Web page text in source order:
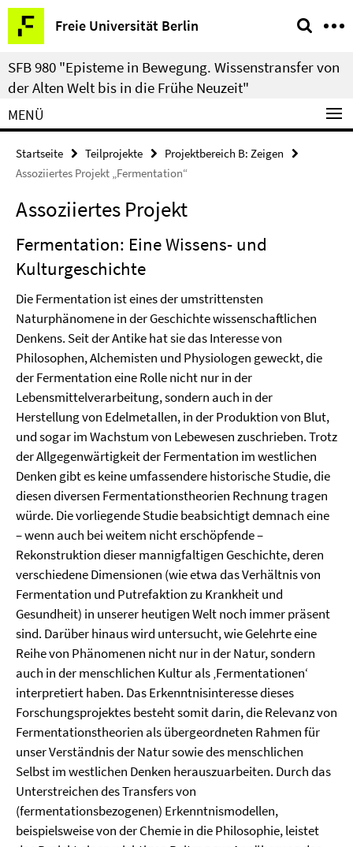
Springe
direkt
zu
Inhalt
Freie Universität Berlin
Service-
Navigation
SFB 980 "Episteme in Bewegung. Wissenstransfer von
der Alten Welt bis in die Frühe Neuzeit"
MENÜ
Startseite Teilprojekte
Projektbereich B: Zeigen
Assoziiertes Projekt „Fermentation“
Assoziiertes Projekt
Fermentation: Eine Wissens- und
Kulturgeschichte
Die Fermentation ist eines der umstrittensten
Naturphänomene in der Geschichte wissenschaftlichen
Denkens. Seit der Antike hat sie das Interesse von
Philosophen, Alchemisten und Physiologen geweckt, die
der Fermentation eine Rolle nicht nur in der
Lebensmittelverarbeitung, sondern auch in der
Herstellung von Edelmetallen, in der Produktion von Blut,
und sogar im Wachstum von Lebewesen zuschrieben. Trotz
der Allgegenwärtigkeit der Fermentation im westlichen
Denken gibt es keine umfassendere historische Studie, die
diesen diversen Fermentationstheorien Rechnung tragen
würde. Die vorliegende Studie beabsichtigt demnach eine
– wenn auch bei weitem nicht erschöpfende –
Rekonstruktion dieser mannigfaltigen Geschichte, deren
verschiedene Dimensionen (wie etwa das Verhältnis von
Fermentation und Putrefaktion zu Krankheit und
Gesundheit) in unserer heutigen Welt noch immer präsent
sind. Darüber hinaus wird untersucht, wie Gelehrte eine
Reihe von Phänomenen nicht nur in der Natur, sondern
auch in der menschlichen Kultur als ‚Fermentationen‘
interpretiert haben. Das Erkenntnisinteresse dieses
Forschungsprojektes besteht somit darin, die Relevanz von
Fermentationstheorien als übergeordneten Rahmen für
unser Verständnis der Natur sowie des menschlichen
Selbst im westlichen Denken herauszuarbeiten. Durch das
Unterstreichen des Transfers von
(fermentationsbezogenen) Erkenntnismodellen,
beispielsweise von der Chemie in die Philosophie, leistet